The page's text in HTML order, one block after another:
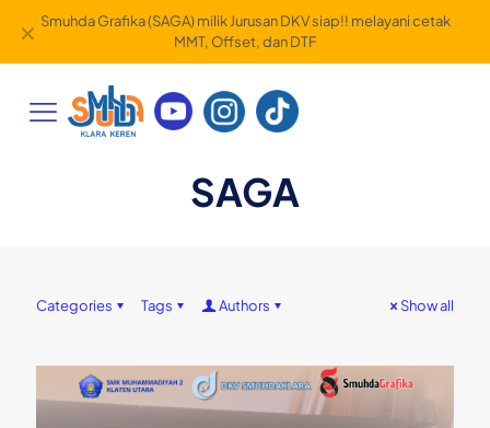
Smuhda Grafika (SAGA) milik Jurusan DKV siap!! melayani cetak
MMT, Offset, dan DTF
✕
SAGA
Categories Tags Authors Show all